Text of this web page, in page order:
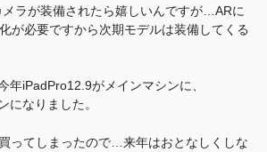
ラが装備されたら嬉しいんですが…ARに
が必要ですから次期モデルは装備してくる
年iPadPro12.9がメインマシンに、
になりました。
ってしまったので…来年はおとなしくしな